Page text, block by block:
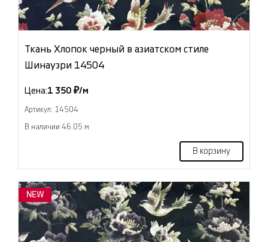
Ткань Хлопок черный в азиатском стиле
Шинаузри 14504
Цена:1 350 ₽/м
Артикул: 14504
В наличии 46.05 м
В корзину
NEW